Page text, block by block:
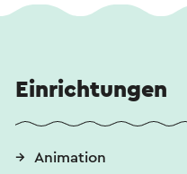
Einrichtungen
Animation